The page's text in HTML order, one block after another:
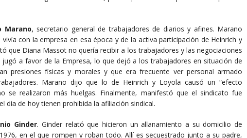
Marano, secretario general de trabajadores de diarios y afines. Marano
con la empresa en esa época y de la activa participación de Heinrich y
que Diana Massot no quería recibir a los trabajadores y las negociaciones
a favor de la Empresa, lo que dejó a los trabajadores en situación de
presiones físicas y morales y que era frecuente ver personal armado
Marano dijo que lo de Heinrich y Loyola causó un “efecto
se realizaron más huelgas. Finalmente, manifestó que el sindicato fue
día de hoy tienen prohibida la afiliación sindical.
Ginder. Ginder relató que hicieron un allanamiento a su domicilio de
en el que rompen y roban todo. Allí es secuestrado junto a su padre,